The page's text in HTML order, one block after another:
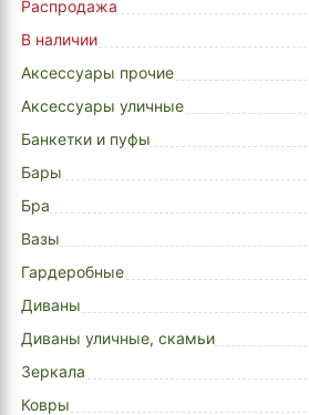
Распродажа
В наличии
Аксессуары прочие
Аксессуары уличные
Банкетки и пуфы
Бары
Бра
Вазы
Гардеробные
Диваны
Диваны уличные, скамьи
Зеркала
Ковры